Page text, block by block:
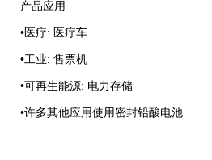
产品应用
•医疗: 医疗车
•工业: 售票机
•可再生能源: 电力存储
•许多其他应用使用密封铅酸电池